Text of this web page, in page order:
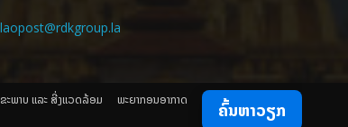
laopost@rdkgroup.la
ະພາບ ແລະ ສີ່ງແວດລ້ອມ ພະຍາກອນອາກາດ ຄົ້ນຫາວຽກ